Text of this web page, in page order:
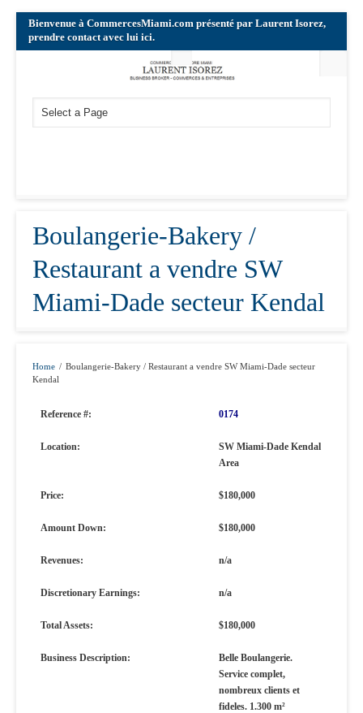
Bienvenue à CommercesMiami.com présenté par Laurent Isorez,
prendre contact avec lui ici.
Boulangerie-Bakery /
Restaurant a vendre SW
Miami-Dade secteur Kendal
Home / Boulangerie-Bakery / Restaurant a vendre SW Miami-Dade secteur
Kendal
Reference #: 0174
Location:
SW Miami-Dade Kendal
Area
Price: $180,000
Amount Down: $180,000
Revenues: n/a
Discretionary Earnings: n/a
Total Assets: $180,000
Business Description:
Belle Boulangerie.
Service complet,
nombreux clients et
fideles. 1.300 m²